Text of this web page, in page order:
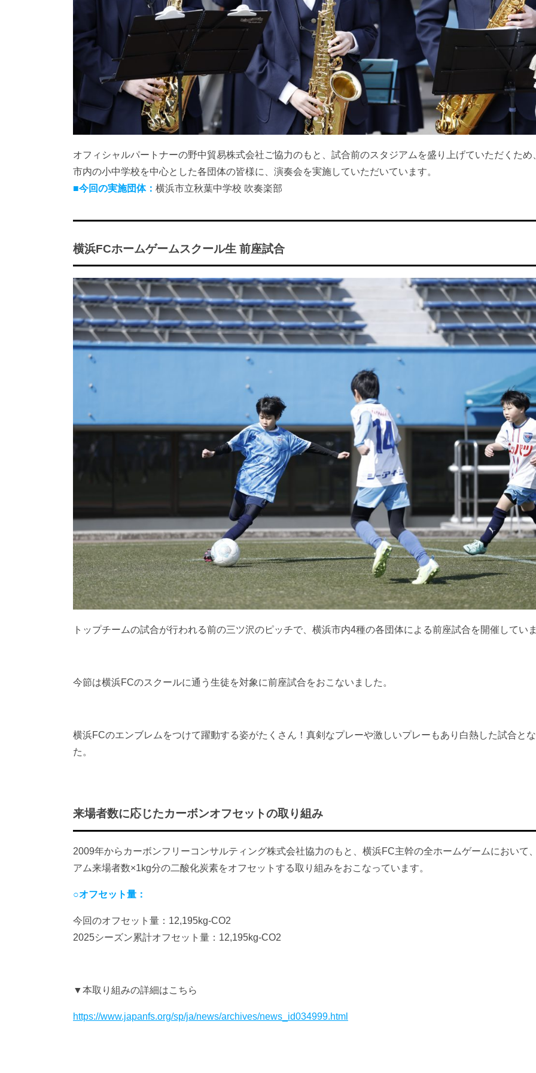
オフィシャルパートナーの野中貿易株式会社ご協力のもと、試合前のスタジアムを盛り上げていただくため
市内の小中学校を中心とした各団体の皆様に、演奏会を実施していただいています。
■今回の実施団体： 横浜市立秋葉中学校 吹奏楽部
横浜FCホームゲームスクール生 前座試合
トップチームの試合が行われる前の三ツ沢のピッチで、横浜市内4種の各団体による前座試合を開催してい
今節は横浜FCのスクールに通う生徒を対象に前座試合をおこないました。
横浜FCのエンブレムをつけて躍動する姿がたくさん！真剣なプレーや激しいプレーもあり白熱した試合と
た。
来場者数に応じたカーボンオフセットの取り組み
2009年からカーボンフリーコンサルティング株式会社協力のもと、横浜FC主幹の全ホームゲームにおいて
アム来場者数×1kg分の二酸化炭素をオフセットする取り組みをおこなっています。
○オフセット量：
今回のオフセット量：12,195kg-CO2
2025シーズン累計オフセット量：12,195kg-CO2
▼本取り組みの詳細はこちら
https://www.japanfs.org/sp/ja/news/archives/news_id034999.html